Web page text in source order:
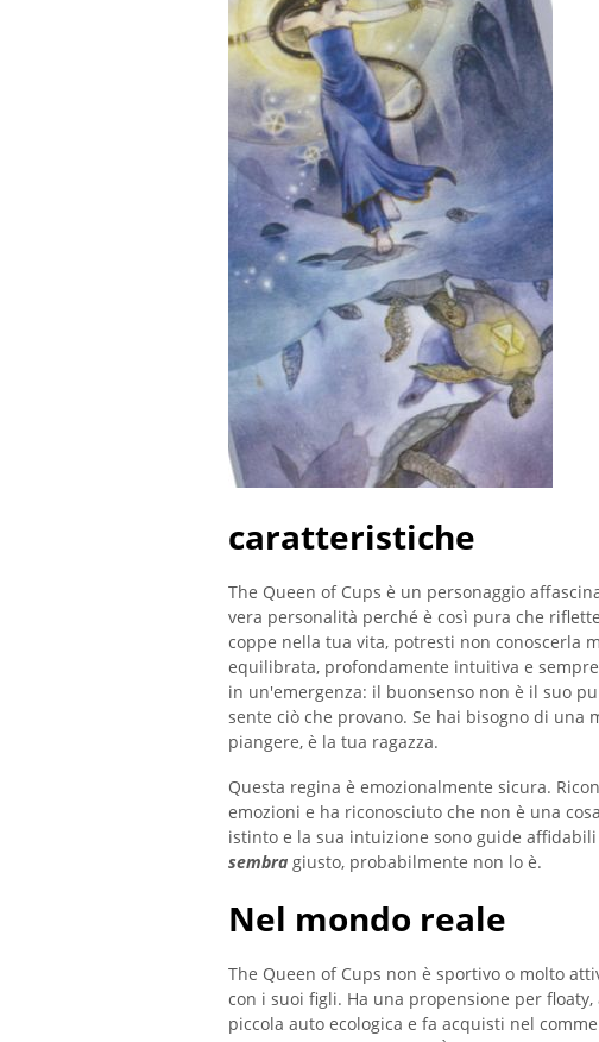
caratteristiche
The Queen of Cups è un personaggio
vera personalità perché è così pura che
coppe nella tua vita, potresti non conoscerla
equilibrata, profondamente intuitiva e
in un'emergenza: il buonsenso non è il suo
sente ciò che provano. Se hai bisogno di una
piangere, è la tua ragazza.
Questa regina è emozionalmente sicura.
emozioni e ha riconosciuto che non è una
istinto e la sua intuizione sono guide
sembra giusto, probabilmente non lo è.
Nel mondo reale
The Queen of Cups non è sportivo o molto
con i suoi figli. Ha una propensione per
piccola auto ecologica e fa acquisti nel